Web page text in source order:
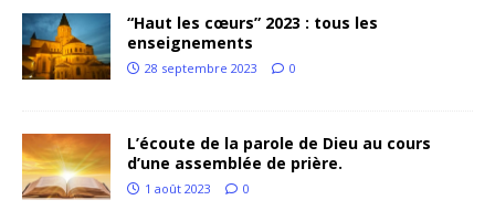
“Haut les cœurs” 2023 : tous les
enseignements
28 septembre 2023 0
L’écoute de la parole de Dieu au cours
d’une assemblée de prière.
1 août 2023 0